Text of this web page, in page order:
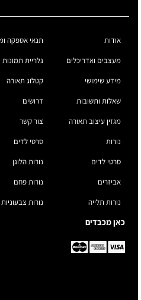
אודות
מעצבים ואדריכלים
מידע שימושי
שאלות ותשובות
מגזין עיצוב תאורה
תנאי אספקה
גלריית תמונות
קטלוג תאורה
דרושים
צור קשר
נורות
סרטי לדים
אביזרים
נורות תלייה
סרטי לדים
נורות הלוגן
נורות פחם
נורות צבעוניות
כאן מכבדים